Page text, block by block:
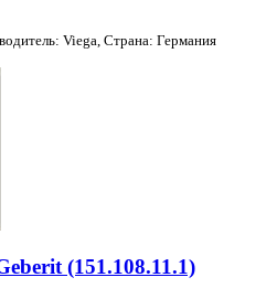
Viega, Страна: Германия
(151.108.11.1)